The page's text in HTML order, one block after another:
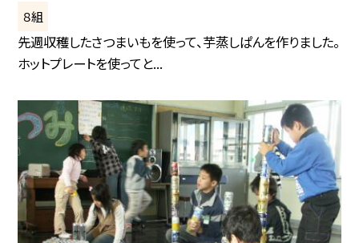
８組
先週収穫したさつまいもを使って、芋蒸しぱんを作りました。
ホットプレートを使ってと...